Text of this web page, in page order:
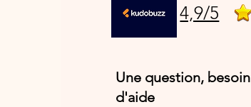
4,9/5
Une question, besoin
d'aide